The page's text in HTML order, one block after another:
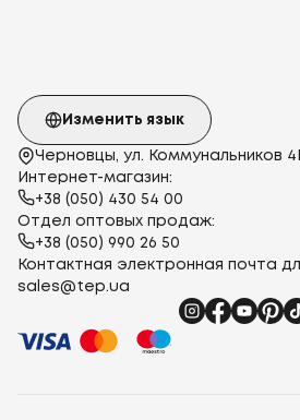
Черновцы, ул. Коммунальников
Интернет-магазин:
+38 (050) 430 54 00
Отдел оптовых продаж:
+38 (050) 990 26 50
Контактная электронная почта
sales@tep.ua
Изменить язык